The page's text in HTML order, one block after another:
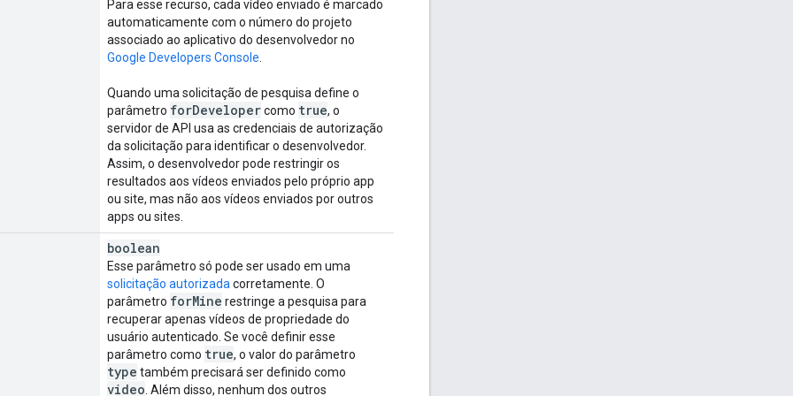
Para esse recurso, cada vídeo enviado é marcado
automaticamente com o número do projeto
associado ao aplicativo do desenvolvedor no
Google Developers Console
Quando uma solicitação de pesquisa define o
parâmetro forDevelopercomo true, o
servidor de API usa as credenciais de autorização
da solicitação para identificar o desenvolvedor.
Assim, o desenvolvedor pode restringir os
resultados aos vídeos enviados pelo próprio app
ou site, mas não aos vídeos enviados por outros
apps ou sites.
boolean
Esse parâmetro só pode ser usado em uma
solicitação autorizada corretamente. O
parâmetro forMine restringe a pesquisa para
recuperar apenas vídeos de propriedade do
usuário autenticado. Se você definir esse
parâmetro como true, o valor do parâmetro
type também precisará ser definido como
video . Além disso, nenhum dos outros